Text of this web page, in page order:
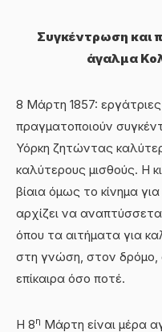
Συγκέντρωση και
άγαλμα
8 Μάρτη 1857:
πραγματοποιούν
Υόρκη ζητώντας
καλύτερους μισθούς. Η
βίαια όμως το κίνημα
αρχίζει να
όπου τα αιτήματα για
στη γνώση, στον δρόμο,
επίκαιρα όσο ποτέ.
Η 8η Μάρτη είναι μέρα